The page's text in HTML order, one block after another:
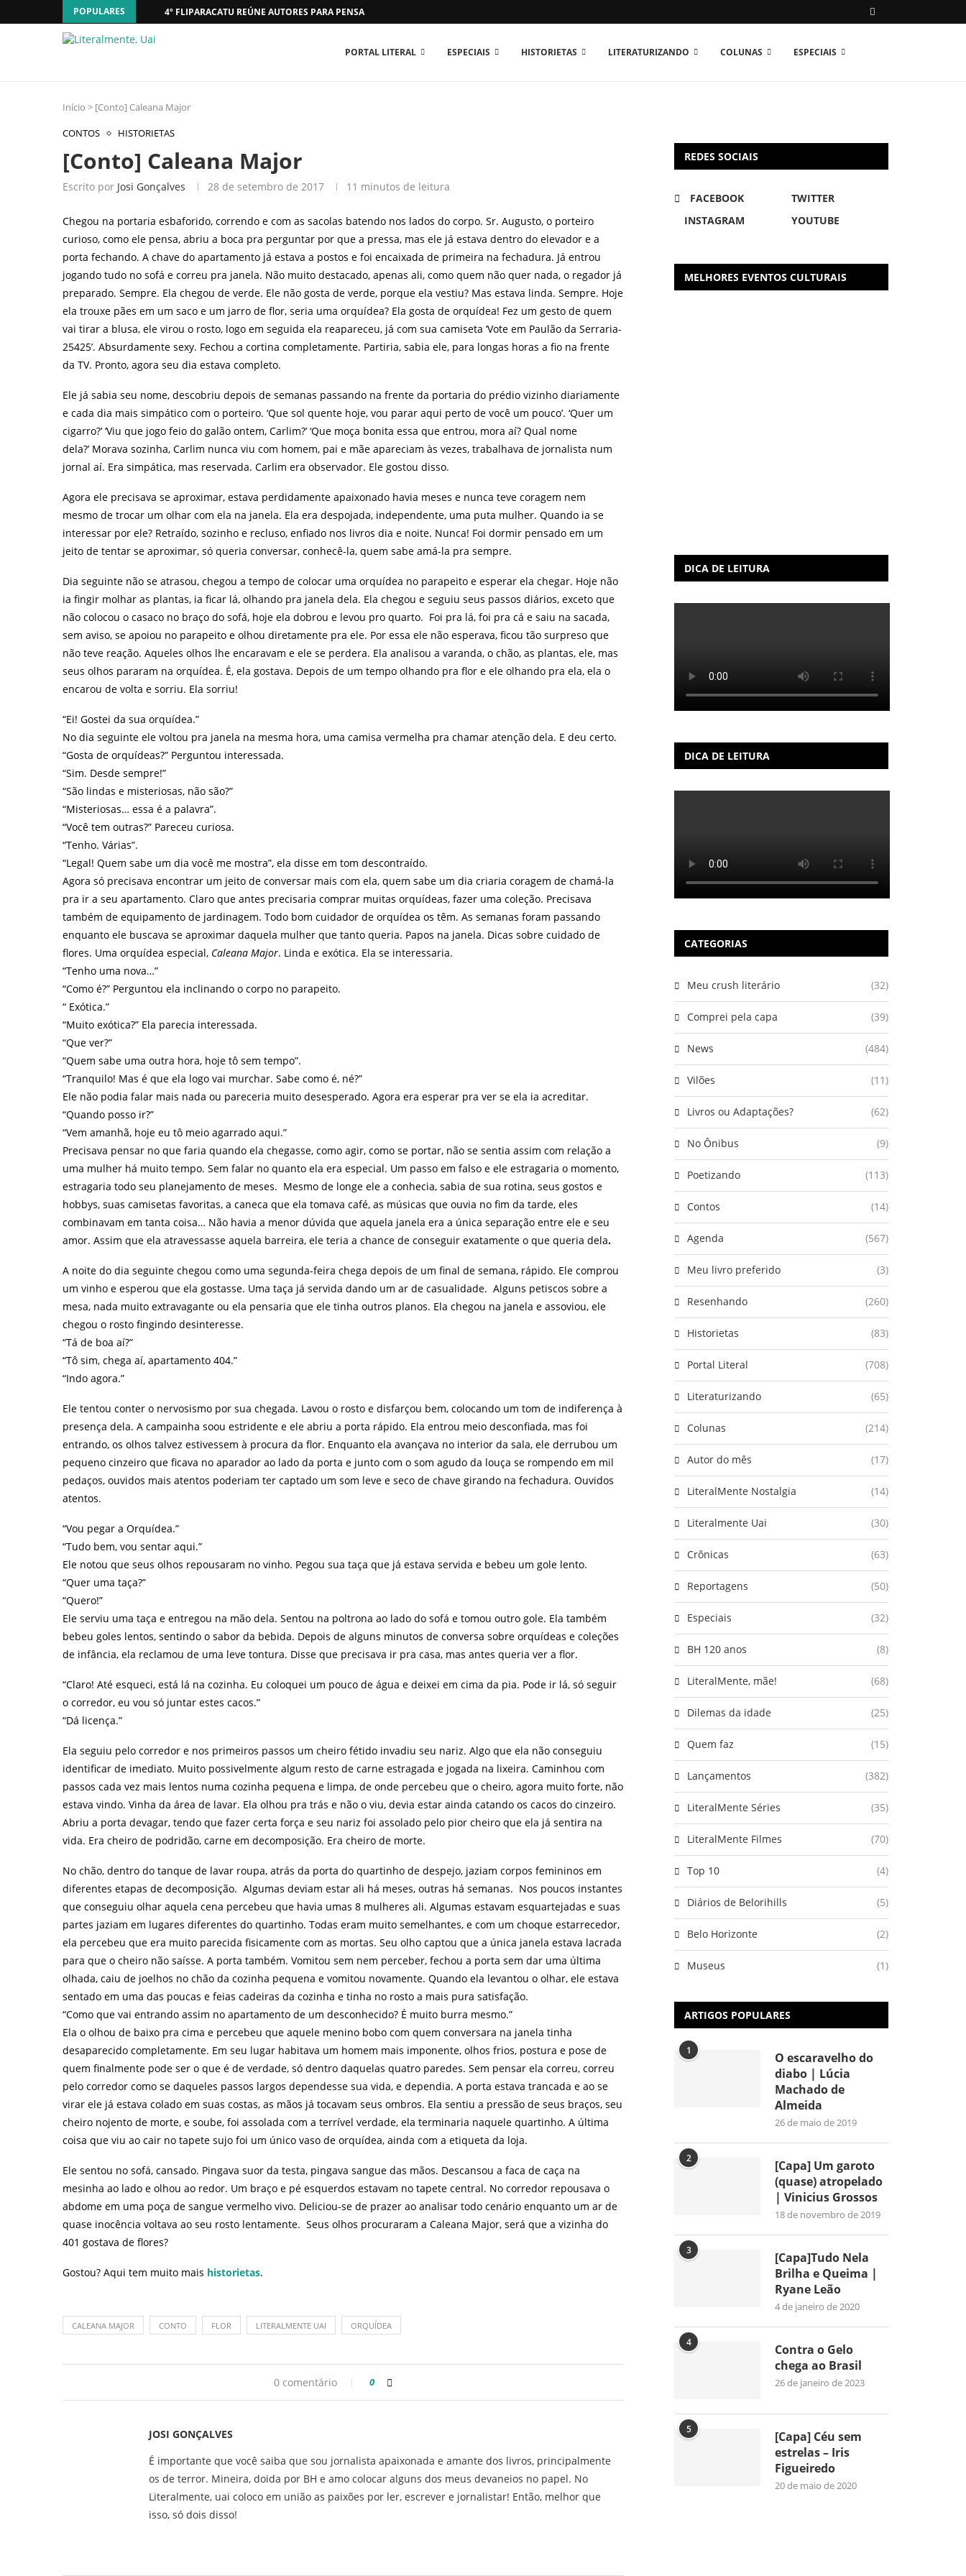
POPULARES 4º FLIPARACATU REÚNE AUTORES PARA PENSAR O MUNDO...
PORTAL LITERAL ESPECIAIS HISTORIETAS LITERATURIZANDO COLUNAS ESPECIAIS
Início > [Conto] Caleana Major
CONTOS
HISTORIETAS
[Conto] Caleana Major
Escrito por Josi Gonçalves 28 de setembro de 2017 11 minutos de leitura
Chegou na portaria esbaforido, correndo e com as sacolas batendo nos lados do corpo. Sr. Augusto, o porteiro
curioso, como ele pensa, abriu a boca pra perguntar por que a pressa, mas ele já estava dentro do elevador e a
porta fechando. A chave do apartamento já estava a postos e foi encaixada de primeira na fechadura. Já entrou
jogando tudo no sofá e correu pra janela. Não muito destacado, apenas ali, como quem não quer nada, o regador já
preparado. Sempre. Ela chegou de verde. Ele não gosta de verde, porque ela vestiu? Mas estava linda. Sempre. Hoje
ela trouxe pães em um saco e um jarro de flor, seria uma orquídea? Ela gosta de orquídea! Fez um gesto de quem
vai tirar a blusa, ele virou o rosto, logo em seguida ela reapareceu, já com sua camiseta ‘Vote em Paulão da Serraria-
25425’. Absurdamente sexy. Fechou a cortina completamente. Partiria, sabia ele, para longas horas a fio na frente
da TV. Pronto, agora seu dia estava completo.
Ele já sabia seu nome, descobriu depois de semanas passando na frente da portaria do prédio vizinho diariamente
e cada dia mais simpático com o porteiro. ‘Que sol quente hoje, vou parar aqui perto de você um pouco’. ‘Quer um
cigarro?’ ‘Viu que jogo feio do galão ontem, Carlim?’ ‘Que moça bonita essa que entrou, mora aí? Qual nome
dela?’ Morava sozinha, Carlim nunca viu com homem, pai e mãe apareciam às vezes, trabalhava de jornalista num
jornal aí. Era simpática, mas reservada. Carlim era observador. Ele gostou disso.
Agora ele precisava se aproximar, estava perdidamente apaixonado havia meses e nunca teve coragem nem
mesmo de trocar um olhar com ela na janela. Ela era despojada, independente, uma puta mulher. Quando ia se
interessar por ele? Retraído, sozinho e recluso, enfiado nos livros dia e noite. Nunca! Foi dormir pensado em um
jeito de tentar se aproximar, só queria conversar, conhecê-la, quem sabe amá-la pra sempre.
Dia seguinte não se atrasou, chegou a tempo de colocar uma orquídea no parapeito e esperar ela chegar. Hoje não
ia fingir molhar as plantas, ia ficar lá, olhando pra janela dela. Ela chegou e seguiu seus passos diários, exceto que
não colocou o casaco no braço do sofá, hoje ela dobrou e levou pro quarto. Foi pra lá, foi pra cá e saiu na sacada,
sem aviso, se apoiou no parapeito e olhou diretamente pra ele. Por essa ele não esperava, ficou tão surpreso que
não teve reação. Aqueles olhos lhe encaravam e ele se perdera. Ela analisou a varanda, o chão, as plantas, ele, mas
seus olhos pararam na orquídea. É, ela gostava. Depois de um tempo olhando pra flor e ele olhando pra ela, ela o
encarou de volta e sorriu. Ela sorriu!
“Ei! Gostei da sua orquídea.”
No dia seguinte ele voltou pra janela na mesma hora, uma camisa vermelha pra chamar atenção dela. E deu certo.
“Gosta de orquídeas?” Perguntou interessada.
“Sim. Desde sempre!”
“São lindas e misteriosas, não são?”
“Misteriosas… essa é a palavra”.
“Você tem outras?” Pareceu curiosa.
“Tenho. Várias”.
“Legal! Quem sabe um dia você me mostra”, ela disse em tom descontraído.
Agora só precisava encontrar um jeito de conversar mais com ela, quem sabe um dia criaria coragem de chamá-la
pra ir a seu apartamento. Claro que antes precisaria comprar muitas orquídeas, fazer uma coleção. Precisava
também de equipamento de jardinagem. Todo bom cuidador de orquídea os têm. As semanas foram passando
enquanto ele buscava se aproximar daquela mulher que tanto queria. Papos na janela. Dicas sobre cuidado de
flores. Uma orquídea especial, Caleana Major. Linda e exótica. Ela se interessaria.
“Tenho uma nova…”
“Como é?” Perguntou ela inclinando o corpo no parapeito.
“ Exótica.”
“Muito exótica?” Ela parecia interessada.
“Que ver?”
“Quem sabe uma outra hora, hoje tô sem tempo”.
“Tranquilo! Mas é que ela logo vai murchar. Sabe como é, né?”
Ele não podia falar mais nada ou pareceria muito desesperado. Agora era esperar pra ver se ela ia acreditar.
“Quando posso ir?”
“Vem amanhã, hoje eu tô meio agarrado aqui.”
Precisava pensar no que faria quando ela chegasse, como agir, como se portar, não se sentia assim com relação a
uma mulher há muito tempo. Sem falar no quanto ela era especial. Um passo em falso e ele estragaria o momento,
estragaria todo seu planejamento de meses. Mesmo de longe ele a conhecia, sabia de sua rotina, seus gostos e
hobbys, suas camisetas favoritas, a caneca que ela tomava café, as músicas que ouvia no fim da tarde, eles
combinavam em tanta coisa… Não havia a menor dúvida que aquela janela era a única separação entre ele e seu
amor. Assim que ela atravessasse aquela barreira, ele teria a chance de conseguir exatamente o que queria dela.
A noite do dia seguinte chegou como uma segunda-feira chega depois de um final de semana, rápido. Ele comprou
um vinho e esperou que ela gostasse. Uma taça já servida dando um ar de casualidade. Alguns petiscos sobre a
mesa, nada muito extravagante ou ela pensaria que ele tinha outros planos. Ela chegou na janela e assoviou, ele
chegou o rosto fingindo desinteresse.
“Tá de boa aí?”
“Tô sim, chega aí, apartamento 404.”
“Indo agora.”
Ele tentou conter o nervosismo por sua chegada. Lavou o rosto e disfarçou bem, colocando um tom de indiferença à
presença dela. A campainha soou estridente e ele abriu a porta rápido. Ela entrou meio desconfiada, mas foi
entrando, os olhos talvez estivessem à procura da flor. Enquanto ela avançava no interior da sala, ele derrubou um
pequeno cinzeiro que ficava no aparador ao lado da porta e junto com o som agudo da louça se rompendo em mil
pedaços, ouvidos mais atentos poderiam ter captado um som leve e seco de chave girando na fechadura. Ouvidos
atentos.
“Vou pegar a Orquídea.”
“Tudo bem, vou sentar aqui.”
Ele notou que seus olhos repousaram no vinho. Pegou sua taça que já estava servida e bebeu um gole lento.
“Quer uma taça?”
“Quero!”
Ele serviu uma taça e entregou na mão dela. Sentou na poltrona ao lado do sofá e tomou outro gole. Ela também
bebeu goles lentos, sentindo o sabor da bebida. Depois de alguns minutos de conversa sobre orquídeas e coleções
de infância, ela reclamou de uma leve tontura. Disse que precisava ir pra casa, mas antes queria ver a flor.
“Claro! Até esqueci, está lá na cozinha. Eu coloquei um pouco de água e deixei em cima da pia. Pode ir lá, só seguir
o corredor, eu vou só juntar estes cacos.”
“Dá licença.”
Ela seguiu pelo corredor e nos primeiros passos um cheiro fétido invadiu seu nariz. Algo que ela não conseguiu
identificar de imediato. Muito possivelmente algum resto de carne estragada e jogada na lixeira. Caminhou com
passos cada vez mais lentos numa cozinha pequena e limpa, de onde percebeu que o cheiro, agora muito forte, não
estava vindo. Vinha da área de lavar. Ela olhou pra trás e não o viu, devia estar ainda catando os cacos do cinzeiro.
Abriu a porta devagar, tendo que fazer certa força e seu nariz foi assolado pelo pior cheiro que ela já sentira na
vida. Era cheiro de podridão, carne em decomposição. Era cheiro de morte.
No chão, dentro do tanque de lavar roupa, atrás da porta do quartinho de despejo, jaziam corpos femininos em
diferentes etapas de decomposição. Algumas deviam estar ali há meses, outras há semanas. Nos poucos instantes
que conseguiu olhar aquela cena percebeu que havia umas 8 mulheres ali. Algumas estavam esquartejadas e suas
partes jaziam em lugares diferentes do quartinho. Todas eram muito semelhantes, e com um choque estarrecedor,
ela percebeu que era muito parecida fisicamente com as mortas. Seu olho captou que a única janela estava lacrada
para que o cheiro não saísse. A porta também. Vomitou sem nem perceber, fechou a porta sem dar uma última
olhada, caiu de joelhos no chão da cozinha pequena e vomitou novamente. Quando ela levantou o olhar, ele estava
sentado em uma das poucas e feias cadeiras da cozinha e tinha no rosto a mais pura satisfação.
“Como que vai entrando assim no apartamento de um desconhecido? É muito burra mesmo.”
Ela o olhou de baixo pra cima e percebeu que aquele menino bobo com quem conversara na janela tinha
desaparecido completamente. Em seu lugar habitava um homem mais imponente, olhos frios, postura e pose de
quem finalmente pode ser o que é de verdade, só dentro daquelas quatro paredes. Sem pensar ela correu, correu
pelo corredor como se daqueles passos largos dependesse sua vida, e dependia. A porta estava trancada e ao se
virar ele já estava colado em suas costas, as mãos já tocavam seus ombros. Ela sentiu a pressão de seus braços, seu
cheiro nojento de morte, e soube, foi assolada com a terrível verdade, ela terminaria naquele quartinho. A última
coisa que viu ao cair no tapete sujo foi um único vaso de orquídea, ainda com a etiqueta da loja.
Ele sentou no sofá, cansado. Pingava suor da testa, pingava sangue das mãos. Descansou a faca de caça na
mesinha ao lado e olhou ao redor. Um braço e pé esquerdos estavam no tapete central. No corredor repousava o
abdome em uma poça de sangue vermelho vivo. Deliciou-se de prazer ao analisar todo cenário enquanto um ar de
quase inocência voltava ao seu rosto lentamente. Seus olhos procuraram a Caleana Major, será que a vizinha do
401 gostava de flores?
Gostou? Aqui tem muito mais historietas.
CALEANA MAJOR CONTO FLOR LITERALMENTE UAI ORQUÍDEA
0 comentário 0
JOSI GONÇALVES
É importante que você saiba que sou jornalista apaixonada e amante dos livros, principalmente
os de terror. Mineira, doida por BH e amo colocar alguns dos meus devaneios no papel. No
Literalmente, uai coloco em união as paixões por ler, escrever e jornalistar! Então, melhor que
isso, só dois disso!
REDES SOCIAIS
FACEBOOK
TWITTER
INSTAGRAM
YOUTUBE
MELHORES EVENTOS CULTURAIS
DICA DE LEITURA
DICA DE LEITURA
CATEGORIAS
Meu crush literário (32)
Comprei pela capa (39)
News (484)
Vilões (11)
Livros ou Adaptações? (62)
No Ônibus (9)
Poetizando (113)
Contos (14)
Agenda (567)
Meu livro preferido (3)
Resenhando (260)
Historietas (83)
Portal Literal (708)
Literaturizando (65)
Colunas (214)
Autor do mês (17)
LiteralMente Nostalgia (14)
Literalmente Uai (30)
Crônicas (63)
Reportagens (50)
Especiais (32)
BH 120 anos (8)
LiteralMente, mãe! (68)
Dilemas da idade (25)
Quem faz (15)
Lançamentos (382)
LiteralMente Séries (35)
LiteralMente Filmes (70)
Top 10 (4)
Diários de Belorihills (5)
Belo Horizonte (2)
Museus (1)
ARTIGOS POPULARES
1
O escaravelho do
diabo | Lúcia
Machado de
Almeida
26 de maio de 2019
2
[Capa] Um garoto
(quase) atropelado
| Vinicius Grossos
18 de novembro de 2019
3
[Capa]Tudo Nela
Brilha e Queima |
Ryane Leão
4 de janeiro de 2020
4
Contra o Gelo
chega ao Brasil
26 de janeiro de 2023
5
[Capa] Céu sem
estrelas – Iris
Figueiredo
20 de maio de 2020